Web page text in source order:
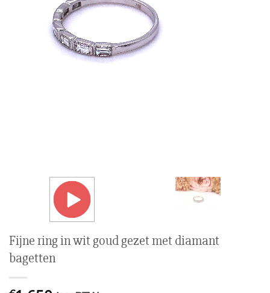
Fijne ring in wit goud gezet met diamant
bagetten